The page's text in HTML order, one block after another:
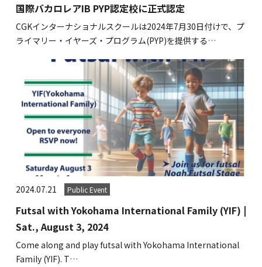
TEL(JP): 045-211-4427
馬車道校
TEL(JP): 045-222-6467
TEL(EN): 045-228-9397
国際バカロレアIB PYP認定校に正式認定
CGKインターナショナルスクールは2024年7月30日付けで、プ
ライマリー・イヤーズ・プログラム(PYP)を提供する…
2024.07.21 Public Event
Futsal with Yokohama International Family (YIF) |
Sat., August 3, 2024
Come along and play futsal with Yokohama International
Family (YIF). T…